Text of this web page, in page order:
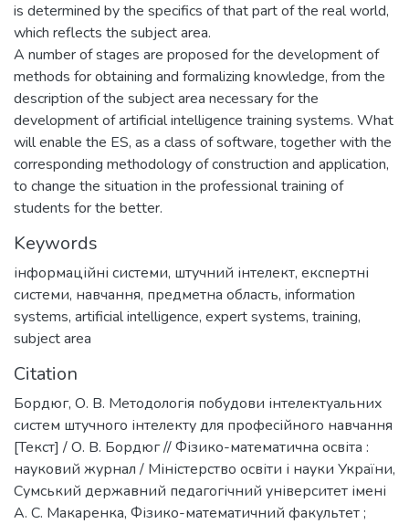
is determined by the specifics of that part of the real world,
which reflects the subject area.
A number of stages are proposed for the development of
methods for obtaining and formalizing knowledge, from the
description of the subject area necessary for the
development of artificial intelligence training systems. What
will enable the ES, as a class of software, together with the
corresponding methodology of construction and application,
to change the situation in the professional training of
students for the better.
Keywords
інформаційні системи, штучний інтелект, експертні
системи, навчання, предметна область, information
systems, artificial intelligence, expert systems, training,
subject area
Citation
Бордюг, О. В. Методологія побудови інтелектуальних
систем штучного інтелекту для професійного навчання
[Текст] / О. В. Бордюг // Фізико-математична освіта :
науковий журнал / Міністерство освіти і науки України,
Сумський державний педагогічний університет імені
А. С. Макаренка, Фізико-математичний факультет ;